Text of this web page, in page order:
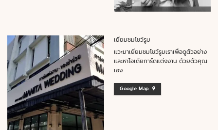
เยี่ยมชมโชว์รูม
แวะมาเยี่ยมชมโชว์รูมเราเพื่อดูตัวอย่าง
และหาไอเดียการ์ดแต่งงาน ด้วยตัวคุณ
เอง
Google Map